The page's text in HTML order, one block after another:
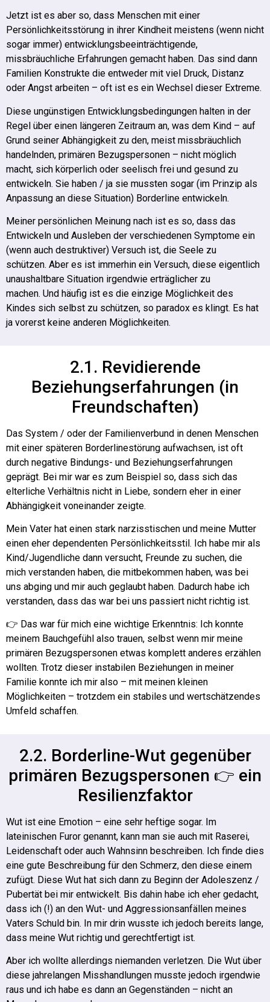
Jetzt ist es aber so, dass Menschen mit einer
Persönlichkeitsstörung in ihrer Kindheit meistens (wenn nicht
sogar immer) entwicklungsbeeinträchtigende,
missbräuchliche Erfahrungen gemacht haben. Das sind dann
Familien Konstrukte die entweder mit viel Druck, Distanz
oder Angst arbeiten – oft ist es ein Wechsel dieser Extreme.
Diese ungünstigen Entwicklungsbedingungen halten in der
Regel über einen längeren Zeitraum an, was dem Kind – auf
Grund seiner Abhängigkeit zu den, meist missbräuchlich
handelnden, primären Bezugspersonen – nicht möglich
macht, sich körperlich oder seelisch frei und gesund zu
entwickeln. Sie haben / ja sie mussten sogar (im Prinzip als
Anpassung an diese Situation) Borderline entwickeln.
Meiner persönlichen Meinung nach ist es so, dass das
Entwickeln und Ausleben der verschiedenen Symptome ein
(wenn auch destruktiver) Versuch ist, die Seele zu
schützen. Aber es ist immerhin ein Versuch, diese eigentlich
unaushaltbare Situation irgendwie erträglicher zu
machen. Und häufig ist es die einzige Möglichkeit des
Kindes sich selbst zu schützen, so paradox es klingt. Es hat
ja vorerst keine anderen Möglichkeiten.
2.1. Revidierende
Beziehungserfahrungen (in
Freundschaften)
Das System / oder der Familienverbund in denen Menschen
mit einer späteren Borderlinestörung aufwachsen, ist oft
durch negative Bindungs- und Beziehungserfahrungen
geprägt. Bei mir war es zum Beispiel so, dass sich das
elterliche Verhältnis nicht in Liebe, sondern eher in einer
Abhängigkeit voneinander zeigte.
Mein Vater hat einen stark narzisstischen und meine Mutter
einen eher dependenten Persönlichkeitsstil. Ich habe mir als
Kind/Jugendliche dann versucht, Freunde zu suchen, die
mich verstanden haben, die mitbekommen haben, was bei
uns abging und mir auch geglaubt haben. Dadurch habe ich
verstanden, dass das war bei uns passiert nicht richtig ist.
👉 Das war für mich eine wichtige Erkenntnis: Ich konnte
meinem Bauchgefühl also trauen, selbst wenn mir meine
primären Bezugspersonen etwas komplett anderes erzählen
wollten. Trotz dieser instabilen Beziehungen in meiner
Familie konnte ich mir also – mit meinen kleinen
Möglichkeiten – trotzdem ein stabiles und wertschätzendes
Umfeld schaffen.
2.2. Borderline-Wut gegenüber
primären Bezugspersonen 👉 ein
Resilienzfaktor
Wut ist eine Emotion – eine sehr heftige sogar. Im
lateinischen Furor genannt, kann man sie auch mit Raserei,
Leidenschaft oder auch Wahnsinn beschreiben. Ich finde dies
eine gute Beschreibung für den Schmerz, den diese einem
zufügt. Diese Wut hat sich dann zu Beginn der Adoleszenz /
Pubertät bei mir entwickelt. Bis dahin habe ich eher gedacht,
dass ich (!) an den Wut- und Aggressionsanfällen meines
Vaters Schuld bin. In mir drin wusste ich jedoch bereits lange,
dass meine Wut richtig und gerechtfertigt ist.
Aber ich wollte allerdings niemanden verletzen. Die Wut über
diese jahrelangen Misshandlungen musste jedoch irgendwie
raus und ich habe es dann an Gegenständen – nicht an